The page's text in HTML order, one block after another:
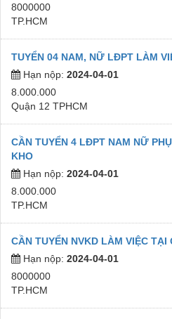
8000000
TP.HCM
TUYỂN 04 NAM, NỮ LĐPT LÀM
Hạn nộp: 2024-04-01
8.000.000
Quận 12 TPHCM
CẦN TUYỂN 4 LĐPT NAM NỮ
KHO
Hạn nộp: 2024-04-01
8.000.000
TP.HCM
CẦN TUYỂN NVKD LÀM VIỆC TẠI
Hạn nộp: 2024-04-01
8000000
TP.HCM